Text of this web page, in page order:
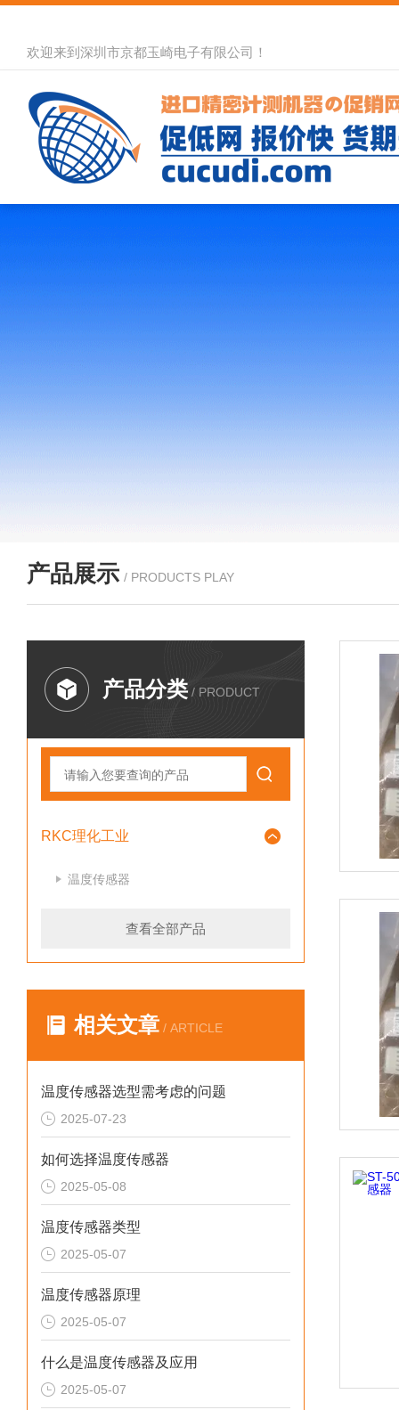
欢迎来到深圳市京都玉崎电子有限公司！
产品展示 / PRODUCTS PLAY
产品分类 / PRODUCT
RKC理化工业
温度传感器
查看全部产品
相关文章 / ARTICLE
温度传感器选型需考虑的问题
2025-07-23
如何选择温度传感器
2025-05-08
温度传感器类型
2025-05-07
温度传感器原理
2025-05-07
什么是温度传感器及应用
2025-05-07